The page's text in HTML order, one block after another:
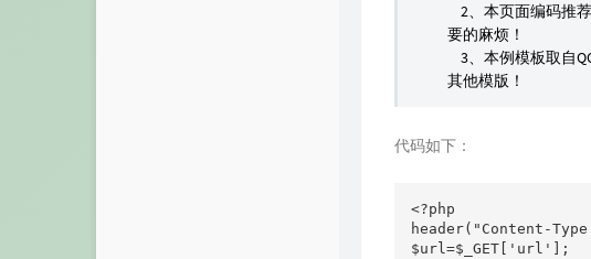
2、本页面编码推
要的麻烦！
3、本例模板取自
其他模版！
代码如下：
<?php
header("Content-
$url=$_GET['url'];